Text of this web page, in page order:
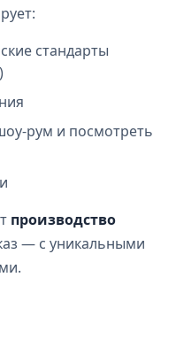
стандарты
и посмотреть
производство
— с уникальными